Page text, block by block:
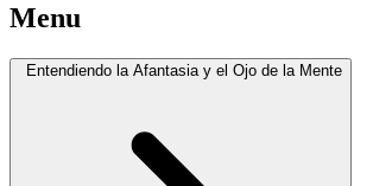
Menu
Entendiendo la Afantasia y el Ojo de la Mente